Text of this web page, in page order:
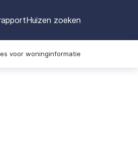
Huizen zoeken
voor woninginformatie